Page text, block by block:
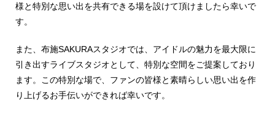
様と特別な思い出を共有できる場を設けて頂けましたら幸いで
す。
また、布施SAKURAスタジオでは、アイドルの魅力を最大限に
引き出すライブスタジオとして、特別な空間をご提案しており
ます。この特別な場で、ファンの皆様と素晴らしい思い出を作
り上げるお手伝いができれば幸いです。